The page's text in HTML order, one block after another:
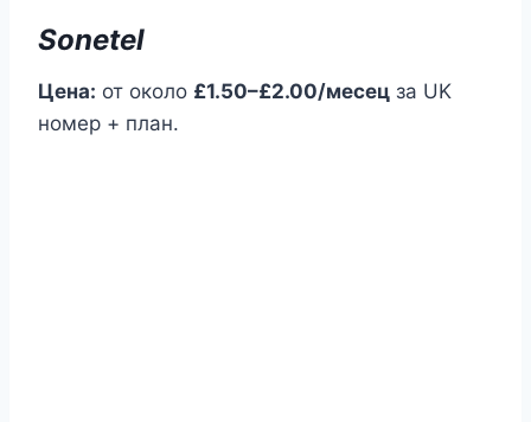
Sonetel
Цена: от около £1.50–£2.00/месец за UK
номер + план.